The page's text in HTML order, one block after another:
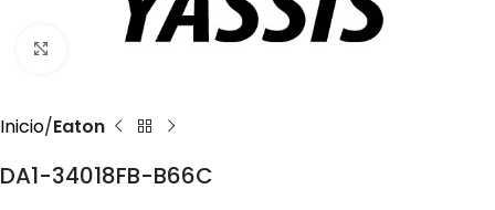
Click to enlarge
Inicio Eaton
DA1-34018FB-B66C